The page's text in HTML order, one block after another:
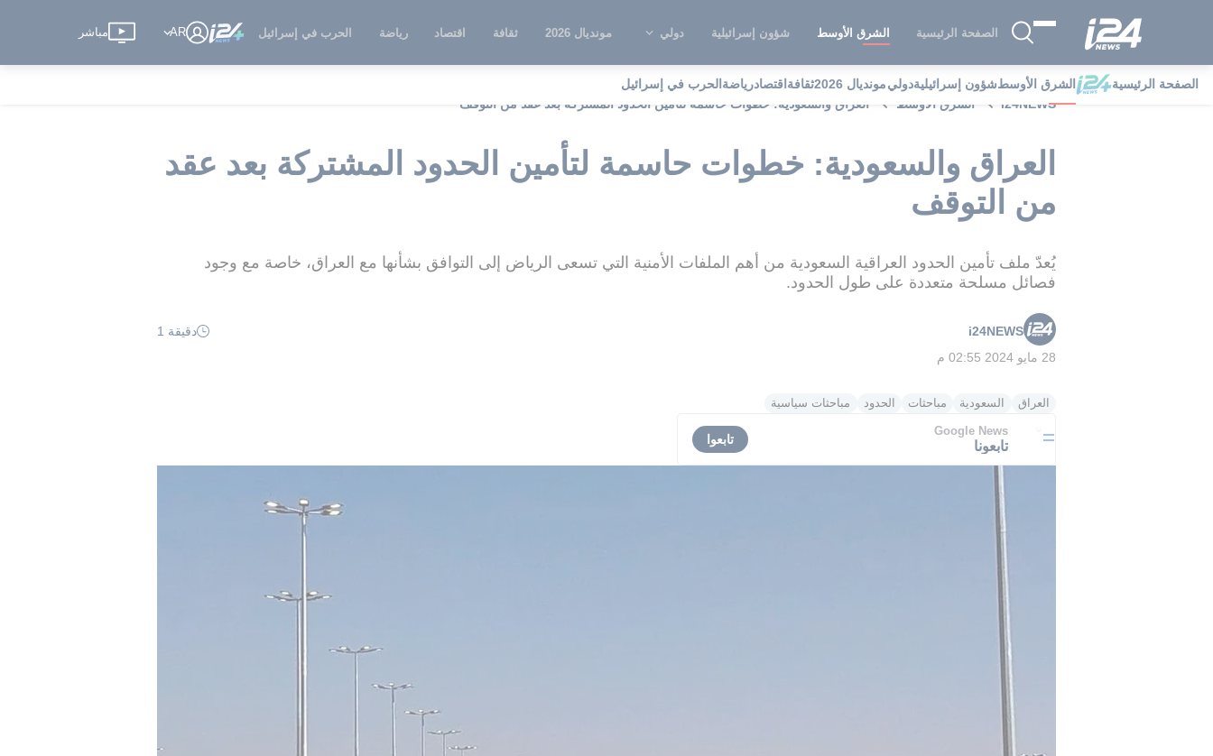
الصفحة الرئيسية الشرق الأوسط شؤون إسرائيلية دولي مونديال 2026 ثقافة اقتصاد رياضة الحرب في إسرائيل AR مباشر
الصفحة الرئيسية الشرق الأوسطشؤون إسرائيليةدوليمونديال 2026 ثقافة اقتصادرياضة الحرب في إسرائيل
i24NEWS
الشرق الأوسط العراق والسعودية: خطوات حاسمة لتأمين الحدود المشتركة بعد عقد من التوقف
العراق والسعودية: خطوات حاسمة لتأمين الحدود المشتركة بعد عقد
من التوقف
يُعدّ ملف تأمين الحدود العراقية السعودية من أهم الملفات الأمنية التي تسعى الرياض إلى التوافق بشأنها مع العراق، خاصة مع وجود
فصائل مسلحة متعددة على طول الحدود.
i24NEWS
دقيقة 1
28 مايو 2024 02:55 م
العراق السعودية مباحثات الحدود مباحثات سياسية
Google News
تابعونا تابعوا